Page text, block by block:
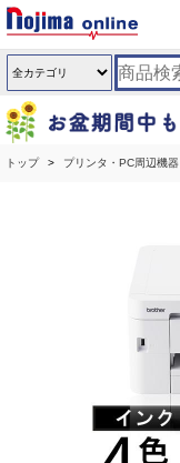
トップ プリンタ・PC周辺機器